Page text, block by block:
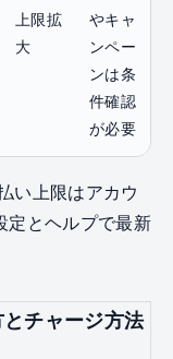
上限拡
大
やキャ
ンペー
ンは条
件確認
が必要
い上限はアカウ
定とヘルプで最新
チャージ方法